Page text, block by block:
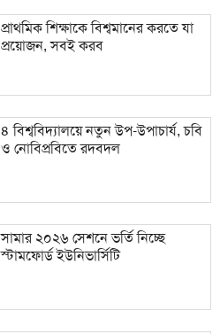
প্রাথমিক শিক্ষাকে বিশ্বমানের করতে যা
প্রয়োজন, সবই করব
৪ বিশ্ববিদ্যালয়ে নতুন উপ-উপাচার্য, চবি
ও নোবিপ্রবিতে রদবদল
সামার ২০২৬ সেশনে ভর্তি নিচ্ছে
স্টামফোর্ড ইউনিভার্সিটি